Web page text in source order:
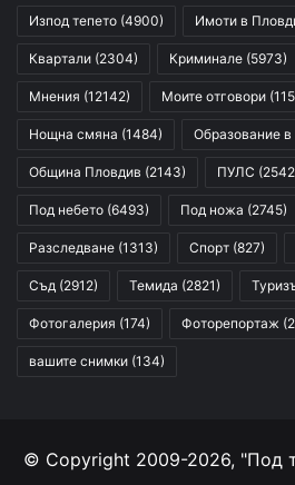
Изпод тепето (4900) Имоти в
Квартали (2304) Криминале (5973)
Мнения (12142) Моите отговори
Нощна смяна (1484) Образование
Община Пловдив (2143) ПУЛС
Под небето (6493) Под ножа (2745)
Разследване (1313) Спорт (827)
Съд (2912) Темида (2821)
Фотогалерия (174) Фоторепортаж
вашите снимки (134)
© Copyright 2009-2026, "Под